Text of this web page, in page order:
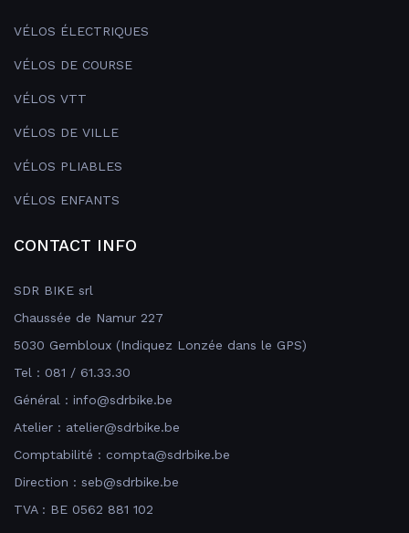
VÉLOS ÉLECTRIQUES
VÉLOS DE COURSE
VÉLOS VTT
VÉLOS DE VILLE
VÉLOS PLIABLES
VÉLOS ENFANTS
CONTACT INFO
SDR BIKE srl
Chaussée de Namur 227
5030 Gembloux (Indiquez Lonzée dans le GPS)
Tel : 081 / 61.33.30
Général : info@sdrbike.be
Atelier : atelier@sdrbike.be
Comptabilité : compta@sdrbike.be
Direction : seb@sdrbike.be
TVA : BE 0562 881 102